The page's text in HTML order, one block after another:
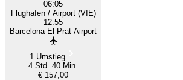
06:05
Flughafen / Airport (VIE)
12:55
Barcelona El Prat Airport
1 Umstieg
4 Std. 40 Min.
€ 157,00